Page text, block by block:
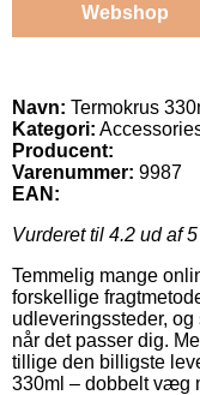
Webshop
Navn: Termokrus
Kategori:
Producent:
Varenummer: 9987
EAN:
Vurderet til 4.2 ud af
Temmelig mange
forskellige
udleveringssteder,
når det passer dig.
tillige den billigste
330ml – dobbelt væg